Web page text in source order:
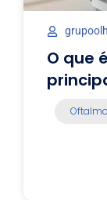
O que